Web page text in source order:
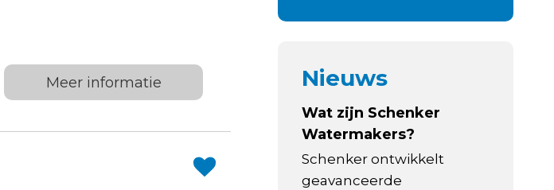
Meer informatie Nieuws
Wat zijn Schenker
Watermakers?
Schenker ontwikkelt
geavanceerde